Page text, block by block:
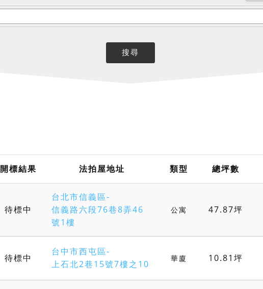
開標結果 法拍屋地址 類型 總坪數
待標中
台北市信義區-
信義路六段76巷8弄46
號1樓
公寓 47.87坪
待標中
台中市西屯區-
上石北2巷15號7樓之10
華廈 10.81坪